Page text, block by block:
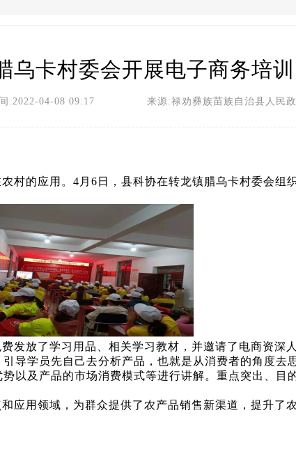
乌卡村委会开展电子商务培训
04-08 09:17 来源:禄劝彝族苗族自治县人民政
村的应用。4月6日，县科协在转龙镇腊乌卡村委会组
发放了学习用品、相关学习教材，并邀请了电商资深
导学员先自己去分析产品，也就是从消费者的角度去
以及产品的市场消费模式等进行讲解。重点突出、目
应用领域，为群众提供了农产品销售新渠道，提升了